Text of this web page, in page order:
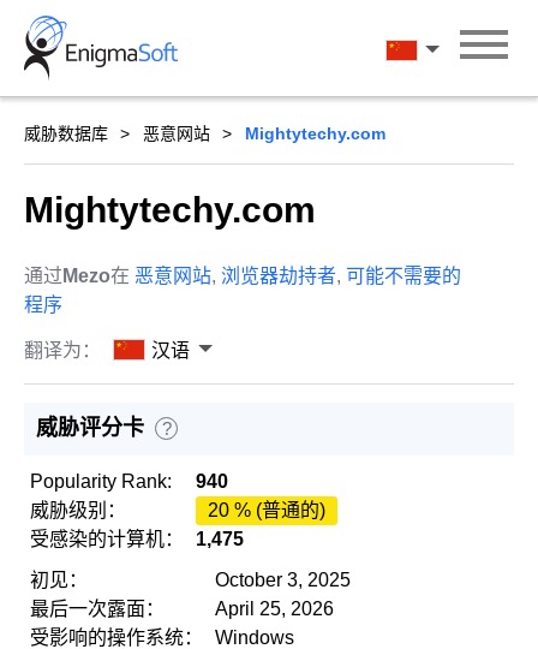
Skip
content
汉语
威胁数据库 恶意网站 Mightytechy.com
Mightytechy.com
通过 Mezo在 恶意网站, 浏览器劫持者, 可能不需要的
程序
翻译为： 汉语
威胁评分卡 ?
Popularity Rank:
940
威胁级别：
20 % (普通的)
受感染的计算机：
1,475
初见：
October 3, 2025
最后一次露面：
April 25, 2026
受影响的操作系统：
Windows